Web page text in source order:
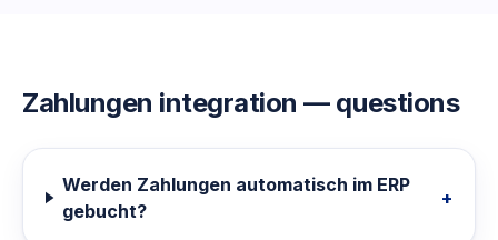
Zahlungen integration — questions
Werden Zahlungen automatisch im ERP
gebucht?
+